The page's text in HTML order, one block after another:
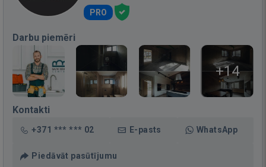
PRO
Darbu piemēri
+14
Kontakti
+371 *** *** 02 E-pasts WhatsApp
Piedāvāt pasūtījumu